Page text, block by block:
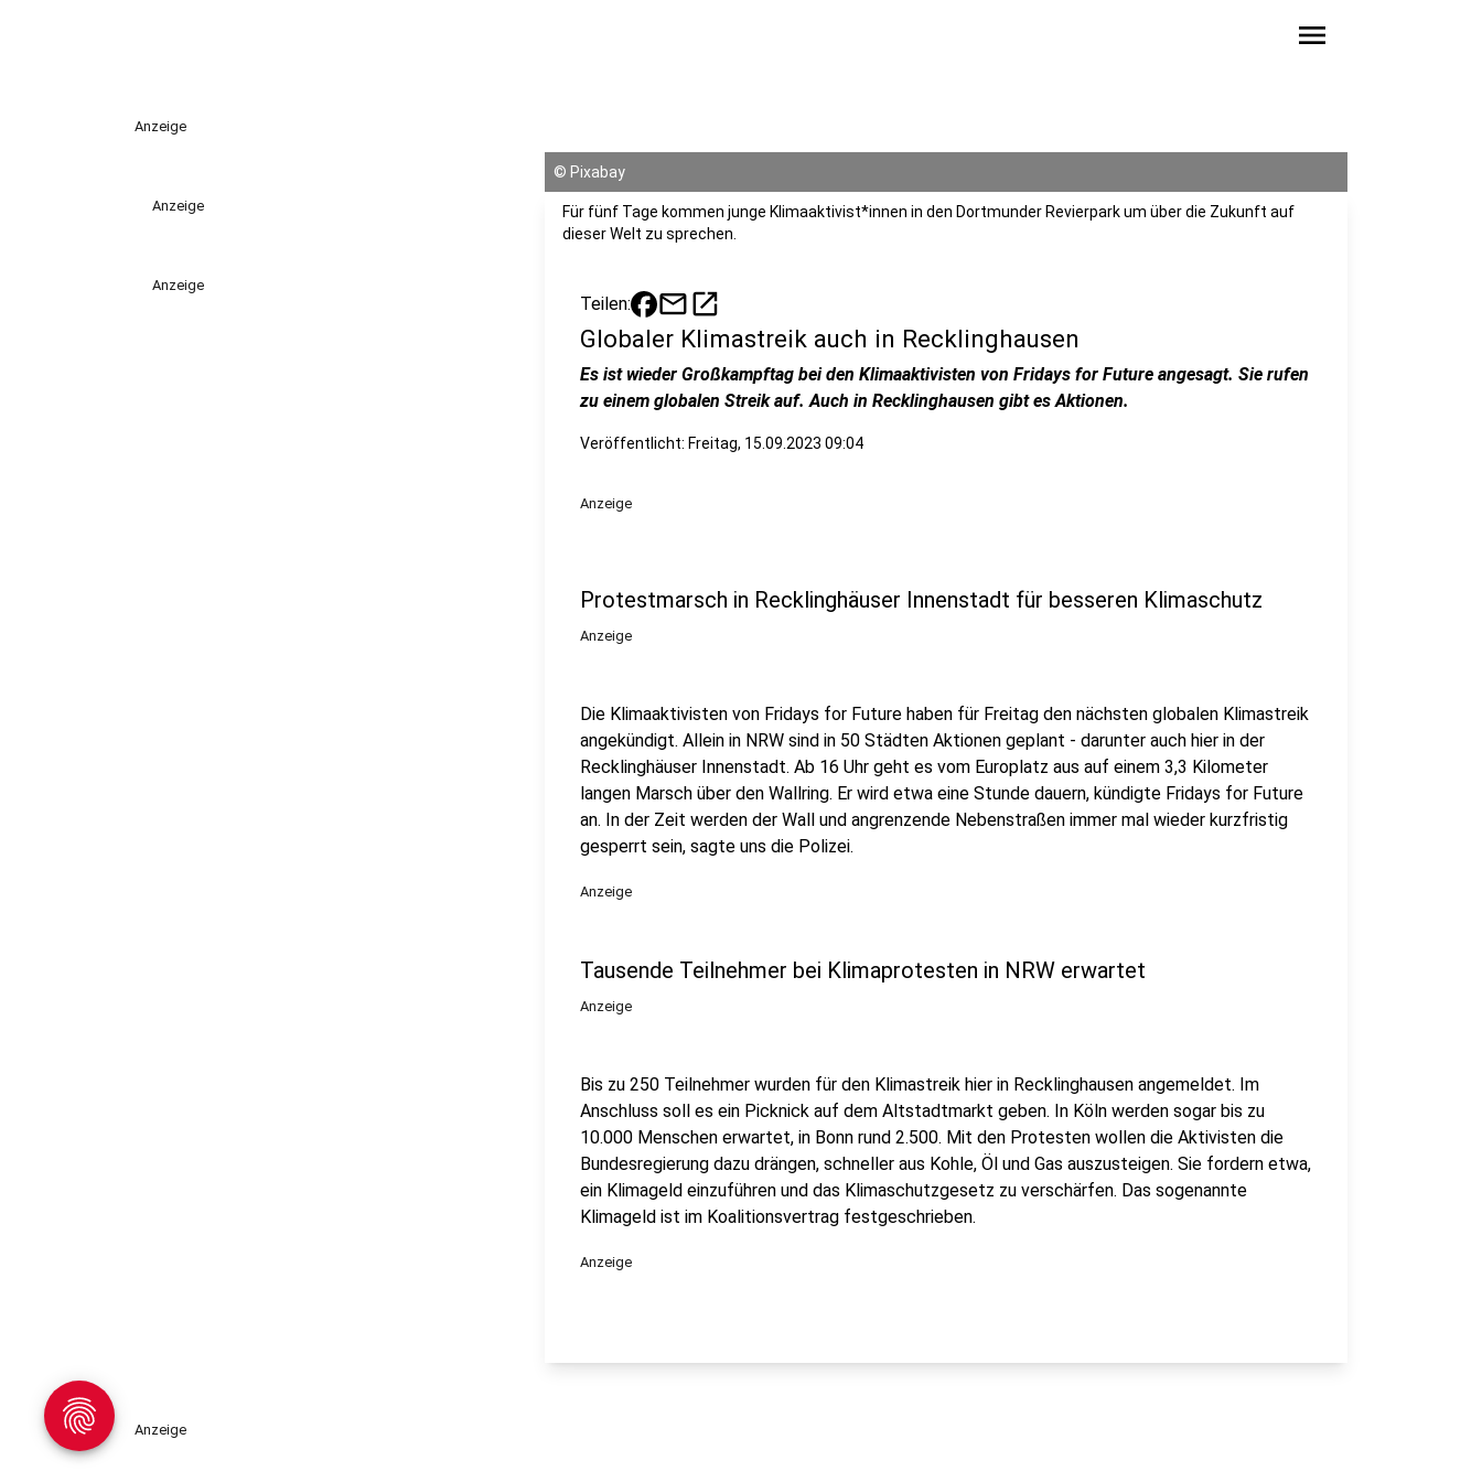
menu
Anzeige
Anzeige
Anzeige
© Pixabay
Für fünf Tage kommen junge Klimaaktivist*innen in den Dortmunder Revierpark um über die Zukunft auf
dieser Welt zu sprechen.
Teilen: mailopen_in_new
Globaler Klimastreik auch in Recklinghausen
Es ist wieder Großkampftag bei den Klimaaktivisten von Fridays for Future angesagt. Sie rufen
zu einem globalen Streik auf. Auch in Recklinghausen gibt es Aktionen.
Veröffentlicht: Freitag, 15.09.2023 09:04
Anzeige
Protestmarsch in Recklinghäuser Innenstadt für besseren Klimaschutz
Anzeige
Die Klimaaktivisten von Fridays for Future haben für Freitag den nächsten globalen Klimastreik
angekündigt. Allein in NRW sind in 50 Städten Aktionen geplant - darunter auch hier in der
Recklinghäuser Innenstadt. Ab 16 Uhr geht es vom Europlatz aus auf einem 3,3 Kilometer
langen Marsch über den Wallring. Er wird etwa eine Stunde dauern, kündigte Fridays for Future
an. In der Zeit werden der Wall und angrenzende Nebenstraßen immer mal wieder kurzfristig
gesperrt sein, sagte uns die Polizei.
Anzeige
Tausende Teilnehmer bei Klimaprotesten in NRW erwartet
Anzeige
Bis zu 250 Teilnehmer wurden für den Klimastreik hier in Recklinghausen angemeldet. Im
Anschluss soll es ein Picknick auf dem Altstadtmarkt geben. In Köln werden sogar bis zu
10.000 Menschen erwartet, in Bonn rund 2.500. Mit den Protesten wollen die Aktivisten die
Bundesregierung dazu drängen, schneller aus Kohle, Öl und Gas auszusteigen. Sie fordern etwa,
ein Klimageld einzuführen und das Klimaschutzgesetz zu verschärfen. Das sogenannte
Klimageld ist im Koalitionsvertrag festgeschrieben.
Anzeige
Anzeige